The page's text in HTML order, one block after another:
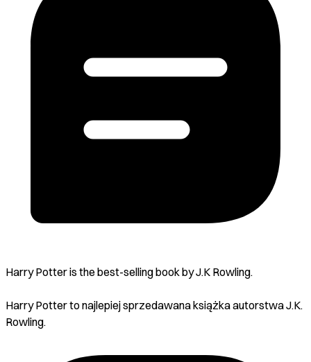
Harry Potter is the best-selling book by J.K Rowling.
Harry Potter to najlepiej sprzedawana książka autorstwa J.K.
Rowling.